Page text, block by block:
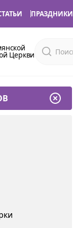
ПРАЗДНИКИ
Церкви